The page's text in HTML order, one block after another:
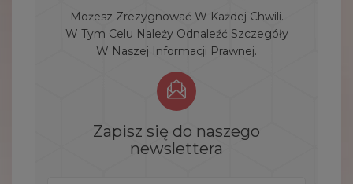
Możesz Zrezygnować W Każdej Chwili.
W Tym Celu Należy Odnaleźć Szczegóły
W Naszej Informacji Prawnej.
Zapisz się do naszego
newslettera